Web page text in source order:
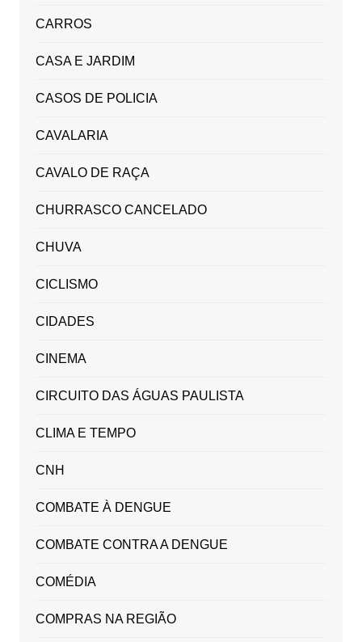
CARROS
CASA E JARDIM
CASOS DE POLICIA
CAVALARIA
CAVALO DE RAÇA
CHURRASCO CANCELADO
CHUVA
CICLISMO
CIDADES
CINEMA
CIRCUITO DAS ÁGUAS PAULISTA
CLIMA E TEMPO
CNH
COMBATE À DENGUE
COMBATE CONTRA A DENGUE
COMÉDIA
COMPRAS NA REGIÃO